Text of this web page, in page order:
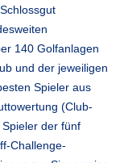
140 Golfanlagen
und der jeweiligen
Spieler aus
(Club-
der fünf
Challenge-